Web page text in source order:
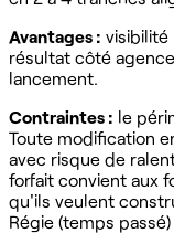
Avantages :
résultat côté
lancement.
Contraintes : le
Toute modification
avec risque de
forfait convient aux
qu'ils veulent
Régie (temps passé)